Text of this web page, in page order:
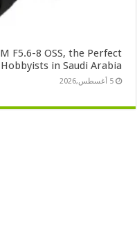
F5.6-8 OSS, the Perfect
in Saudi Arabia
5 أغسطس,2026